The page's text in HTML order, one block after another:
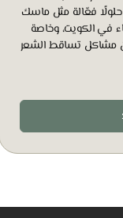
فعّالة مثل ماسك
في الكويت، وخاصة
مشاكل تساقط الشعر